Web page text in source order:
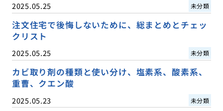
2025.05.25 未分類
注文住宅で後悔しないために、総まとめとチェッ
クリスト
2025.05.25 未分類
カビ取り剤の種類と使い分け、塩素系、酸素系、
重曹、クエン酸
2025.05.23 未分類